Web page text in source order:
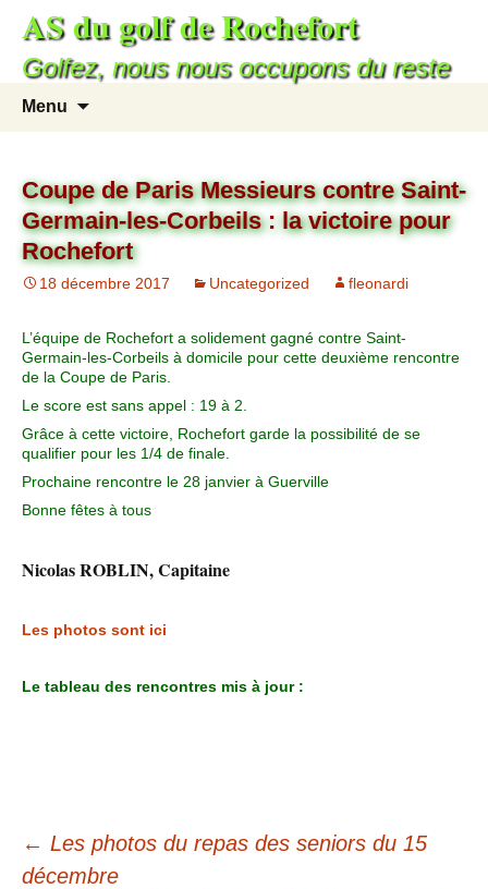
AS du golf de Rochefort
Golfez, nous nous occupons du reste
Menu
Coupe de Paris Messieurs contre Saint-
Germain-les-Corbeils : la victoire pour
Rochefort
18 décembre 2017 Uncategorized fleonardi
L’équipe de Rochefort a solidement gagné contre Saint-
Germain-les-Corbeils à domicile pour cette deuxième rencontre
de la Coupe de Paris.
Le score est sans appel : 19 à 2.
Grâce à cette victoire, Rochefort garde la possibilité de se
qualifier pour les 1/4 de finale.
Prochaine rencontre le 28 janvier à Guerville
Bonne fêtes à tous
Nicolas ROBLIN, Capitaine
Les photos sont ici
Le tableau des rencontres mis à jour :
← Les photos du repas des seniors du 15
décembre